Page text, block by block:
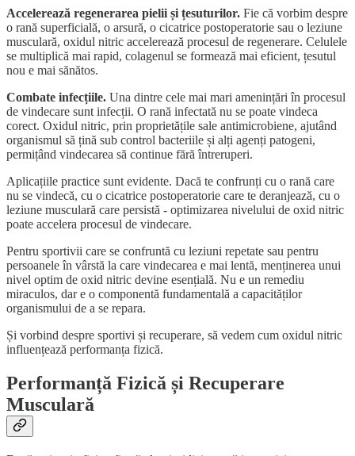
Accelerează regenerarea pielii și țesuturilor. Fie că vorbim despre
o rană superficială, o arsură, o cicatrice postoperatorie sau o leziune
musculară, oxidul nitric accelerează procesul de regenerare. Celulele
se multiplică mai rapid, colagenul se formează mai eficient, țesutul
nou e mai sănătos.
Combate infecțiile. Una dintre cele mai mari amenințări în procesul
de vindecare sunt infecții. O rană infectată nu se poate vindeca
corect. Oxidul nitric, prin proprietățile sale antimicrobiene, ajutând
organismul să țină sub control bacteriile și alți agenți patogeni,
permițând vindecarea să continue fără întreruperi.
Aplicațiile practice sunt evidente. Dacă te confrunți cu o rană care
nu se vindecă, cu o cicatrice postoperatorie care te deranjează, cu o
leziune musculară care persistă - optimizarea nivelului de oxid nitric
poate accelera procesul de vindecare.
Pentru sportivii care se confruntă cu leziuni repetate sau pentru
persoanele în vârstă la care vindecarea e mai lentă, menținerea unui
nivel optim de oxid nitric devine esențială. Nu e un remediu
miraculos, dar e o componentă fundamentală a capacităților
organismului de a se repara.
Și vorbind despre sportivi și recuperare, să vedem cum oxidul nitric
influențează performanța fizică.
Performanță Fizică și Recuperare
Musculară